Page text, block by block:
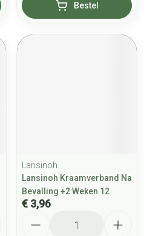
Bestel
Lansinoh
Lansinoh Kraamverband Na
Bevalling +2 Weken 12
€ 3,96